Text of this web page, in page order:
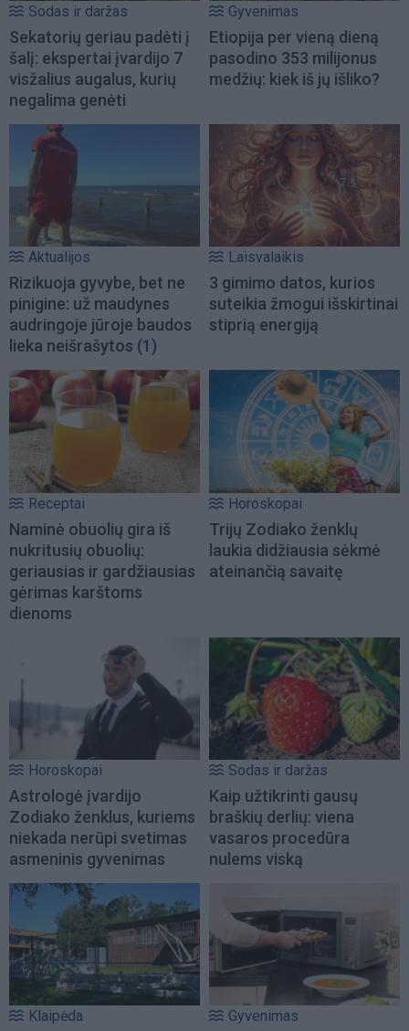
Sodas ir daržas
Sekatorių geriau padėti į
šalį: ekspertai įvardijo 7
visžalius augalus, kurių
negalima genėti
Gyvenimas
Etiopija per vieną dieną
pasodino 353 milijonus
medžių: kiek iš jų išliko?
Aktualijos
Rizikuoja gyvybe, bet ne
pinigine: už maudynes
audringoje jūroje baudos
lieka neišrašytos (1)
Laisvalaikis
3 gimimo datos, kurios
suteikia žmogui išskirtinai
stiprią energiją
Receptai
Naminė obuolių gira iš
nukritusių obuolių:
geriausias ir gardžiausias
gėrimas karštoms
dienoms
Horoskopai
Trijų Zodiako ženklų
laukia didžiausia sėkmė
ateinančią savaitę
Horoskopai
Astrologė įvardijo
Zodiako ženklus, kuriems
niekada nerūpi svetimas
asmeninis gyvenimas
Sodas ir daržas
Kaip užtikrinti gausų
braškių derlių: viena
vasaros procedūra
nulems viską
Klaipėda Gyvenimas